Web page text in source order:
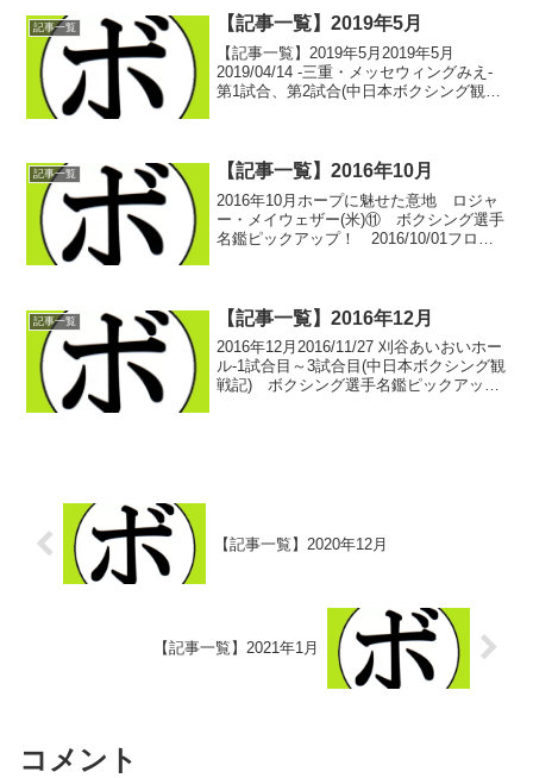
記事一覧 【記事一覧】2019年5月
【記事一覧】2019年5月2019年5月
2019/04/14 -三重・メッセウィングみえ-
第1試合、第2試合(中日本ボクシング観戦
記事一覧 【記事一覧】2016年10月
2016年10月ホープに魅せた意地 ロジャ
ー・メイウェザー(米)⑪ ボクシング選手
名鑑ピックアップ！ 2016/10/01フロイ
記事一覧 【記事一覧】2016年12月
2016年12月2016/11/27 刈谷あいおいホー
ル-1試合目～3試合目(中日本ボクシング観
戦記) ボクシング選手名鑑ピックアッ
【記事一覧】2020年12月
【記事一覧】2021年1月
コメント